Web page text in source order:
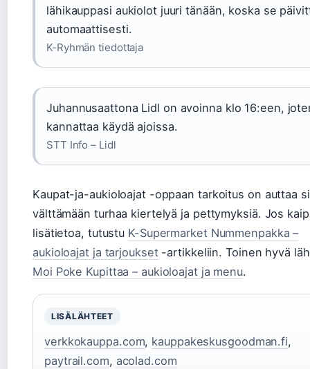
lähikauppasi aukiolot juuri tänään, koska se
automaattisesti.
K-Ryhmän tiedottaja
Juhannusaattona Lidl on avoinna klo 16:een,
kannattaa käydä ajoissa.
STT Info – Lidl
Kaupat-ja-aukioloajat -oppaan tarkoitus on auttaa
välttämään turhaa kiertelyä ja pettymyksiä. Jos
lisätietoa, tutustu K-Supermarket Nummenpakka –
aukioloajat ja tarjoukset-artikkeliin. Toinen hyvä
Moi Poke Kupittaa – aukioloajat ja menu.
LISÄLÄHTEET
verkkokauppa.com, kauppakeskusgoodman.fi,
paytrail.com, acolad.com